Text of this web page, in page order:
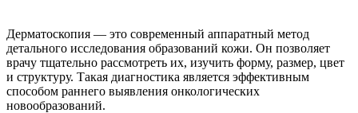
Дерматоскопия — это современный аппаратный метод
детального исследования образований кожи. Он позволяет
врачу тщательно рассмотреть их, изучить форму, размер, цвет
и структуру. Такая диагностика является эффективным
способом раннего выявления онкологических
новообразований.